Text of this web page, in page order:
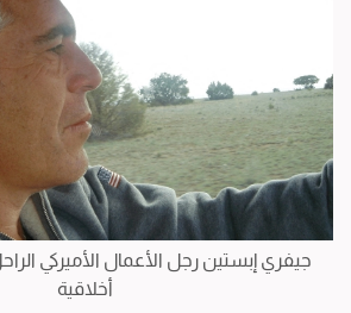
جيفري إبستين رجل الأعمال الأميركي
أخلاقية